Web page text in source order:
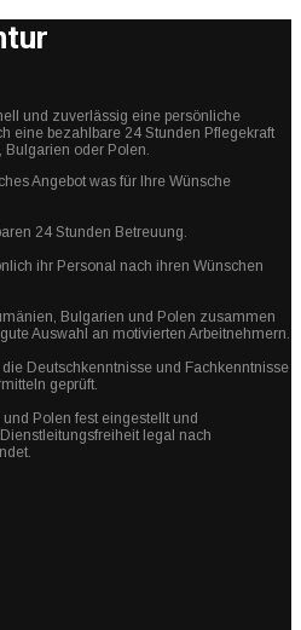
und zuverlässig eine persönliche
eine bezahlbare 24 Stunden Pflegekraft
Bulgarien oder Polen.
Angebot was für Ihre Wünsche
24 Stunden Betreuung.
ihr Personal nach ihren Wünschen
Bulgarien und Polen zusammen
Auswahl an motivierten Arbeitnehmern.
Deutschkenntnisse und Fachkenntnisse
geprüft.
Polen fest eingestellt und
legal nach